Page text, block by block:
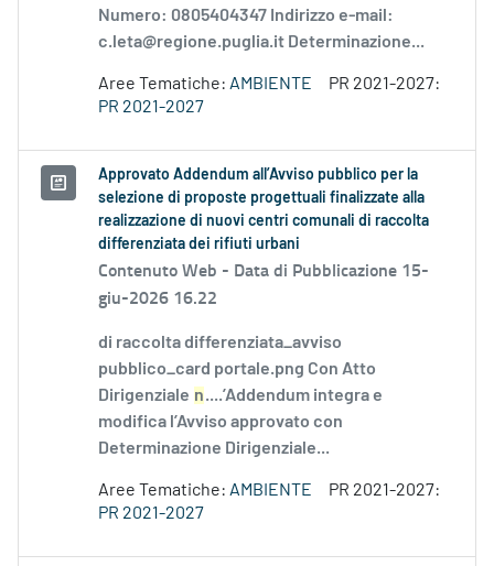
Numero: 0805404347 Indirizzo e-mail:
c.leta@regione.puglia.it Determinazione...
Aree Tematiche: AMBIENTE
PR 2021-2027:
PR 2021-2027
Approvato Addendum all’Avviso pubblico per la
selezione di proposte progettuali finalizzate alla
realizzazione di nuovi centri comunali di raccolta
differenziata dei rifiuti urbani
Contenuto Web - Data di Pubblicazione 15-
giu-2026 16.22
di raccolta differenziata_avviso
pubblico_card portale.png Con Atto
Dirigenziale n....’Addendum integra e
modifica l’Avviso approvato con
Determinazione Dirigenziale...
Aree Tematiche: AMBIENTE
PR 2021-2027:
PR 2021-2027